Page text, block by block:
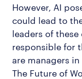
However, AI
could lead to
leaders of
responsible for
are managers
The Future of